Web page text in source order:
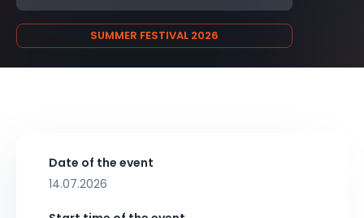
SUMMER FESTIVAL 2026
Date of the event
14.07.2026